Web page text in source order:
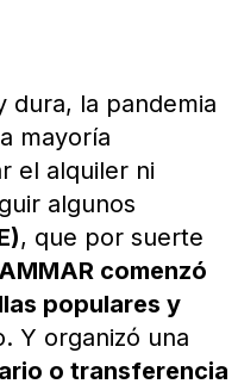
dura, la pandemia
mayoría
el alquiler ni
algunos
, que por suerte
AMMAR comenzó
populares y
Y organizó una
o transferencia